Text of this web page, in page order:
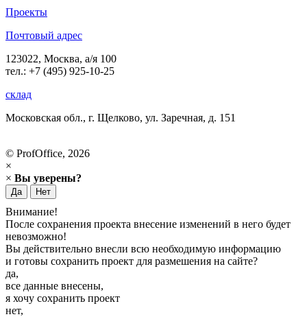
Проекты
Почтовый адрес
123022, Москва, а/я 100
тел.: +7 (495) 925-10-25
склад
Московская обл., г. Щелково, ул. Заречная, д. 151
© ProfOffice, 2026
×
× Вы уверены?
Да Нет
Внимание!
После сохранения проекта внесение изменений в него будет
невозможно!
Вы действительно внесли всю необходимую информацию
и готовы сохранить проект для размешения на сайте?
да,
все данные внесены,
я хочу сохранить проект
нет,